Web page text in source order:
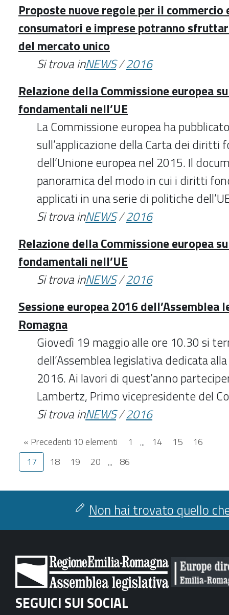
Proposte nuove regole per il
consumatori e imprese potranno
del mercato unico
Si trova inNEWS/2016
Relazione della Commissione europea
fondamentali nell’UE
La Commissione europea ha
sull’applicazione della Carta dei diritti
dell’Unione europea nel 2015. Il
panoramica del modo in cui i diritti
applicati in una serie di politiche
Si trova inNEWS/2016
Relazione della Commissione europea
fondamentali nell’UE
Si trova inNEWS/2016
Sessione europea 2016
Romagna
Giovedì 19 maggio alle ore 10.30 si
dell’Assemblea legislativa dedicata
2016. Ai lavori di quest’anno
Lambertz, Primo vicepresidente del
Si trova inNEWS/2016
« Precedenti 10 elementi 1 ... 14 15
16
17
18 19 20 ... 86
Non hai trovato quello
SEGUICI SUI SOCIAL